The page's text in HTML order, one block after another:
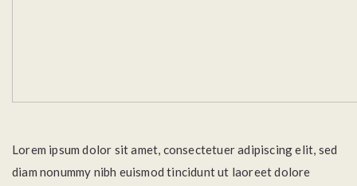
Lorem ipsum dolor sit amet, consectetuer adipiscing elit, sed
diam nonummy nibh euismod tincidunt ut laoreet dolore